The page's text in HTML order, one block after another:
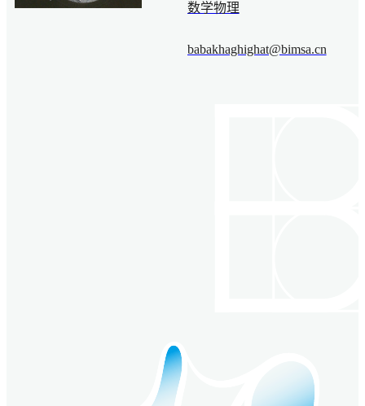
数学物理
babakhaghighat@bimsa.cn